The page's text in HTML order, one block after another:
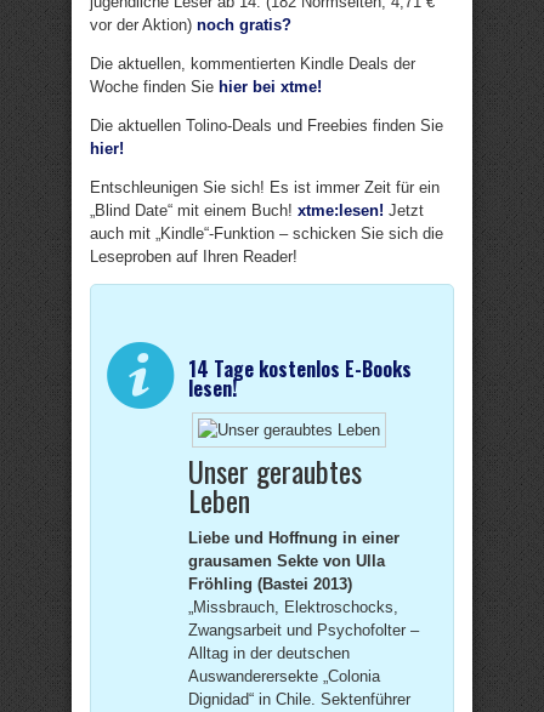
vor der Aktion) noch gratis?
Die aktuellen, kommentierten Kindle Deals der
Woche finden Sie hier bei xtme!
Die aktuellen Tolino-Deals und Freebies finden Sie
hier!
Entschleunigen Sie sich! Es ist immer Zeit für ein
„Blind Date“ mit einem Buch! xtme:lesen! Jetzt
auch mit „Kindle“-Funktion – schicken Sie sich die
Leseproben auf Ihren Reader!
14 Tage kostenlos E-Books
lesen!
Unser geraubtes
Leben
Liebe und Hoffnung in einer
grausamen Sekte von Ulla
Fröhling (Bastei 2013)
„Missbrauch, Elektroschocks,
Zwangsarbeit und Psychofolter –
Alltag in der deutschen
Auswanderersekte „Colonia
Dignidad“ in Chile. Sektenführer